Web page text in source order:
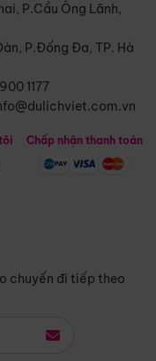
P.Cầu Ông Lãnh,
P.Đống Đa, TP. Hà
1177
chuyến đi tiếp theo
Chấp nhận thanh toán